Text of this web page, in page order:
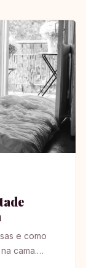
e como
cama.